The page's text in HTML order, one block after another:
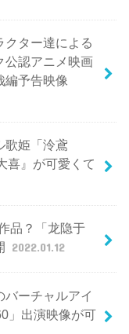
クター達による
公認アニメ映画
編予告映像
歌姫「泠鳶
喜』が可愛くて
品？「龙隐于
2022.01.12
バーチャルアイ
」出演映像が可